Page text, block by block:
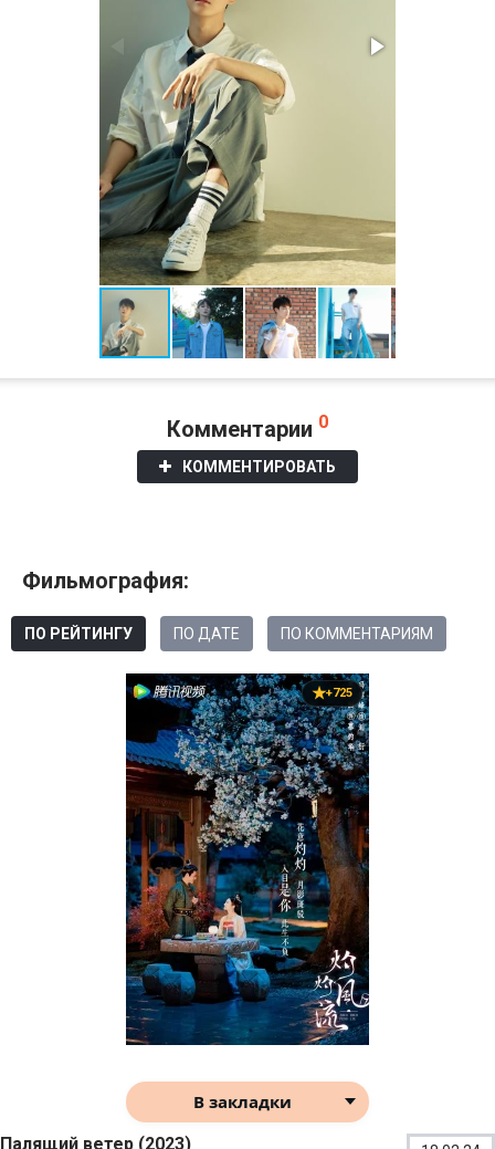
Комментарии 0
КОММЕНТИРОВАТЬ
Фильмография:
ПО РЕЙТИНГУ ПО ДАТЕ ПО КОММЕНТАРИЯМ
+725
В закладки
Палящий ветер (2023)